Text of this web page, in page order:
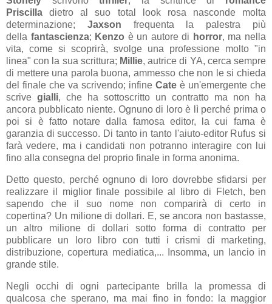
Priscilla dietro al suo total look rosa nasconde molta
determinazione; Jaxson frequenta la palestra più
della fantascienza; Kenzo è un autore di horror, ma nella
vita, come si scoprirà, svolge una professione molto "in
linea" con la sua scrittura; Millie, autrice di YA, cerca sempre
di mettere una parola buona, ammesso che non le si chieda
del finale che va scrivendo; infine Cate è un'emergente che
scrive gialli, che ha sottoscritto un contratto ma non ha
ancora pubblicato niente. Ognuno di loro è lì perché prima o
poi si è fatto notare dalla famosa editor, la cui fama è
garanzia di successo. Di tanto in tanto l'aiuto-editor Rufus si
farà vedere, ma i candidati non potranno interagire con lui
fino alla consegna del proprio finale in forma anonima.
Detto questo, perché ognuno di loro dovrebbe sfidarsi per
realizzare il miglior finale possibile al libro di Fletch, ben
sapendo che il suo nome non comparirà di certo in
copertina? Un milione di dollari. E, se ancora non bastasse,
un altro milione di dollari sotto forma di contratto per
pubblicare un loro libro con tutti i crismi di marketing,
distribuzione, copertura mediatica,... Insomma, un lancio in
grande stile.
Negli occhi di ogni partecipante brilla la promessa di
qualcosa che sperano, ma mai fino in fondo: la maggior